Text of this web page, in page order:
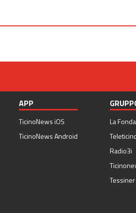
APP
TicinoNews iOS
TicinoNews Android
La
Radio3i